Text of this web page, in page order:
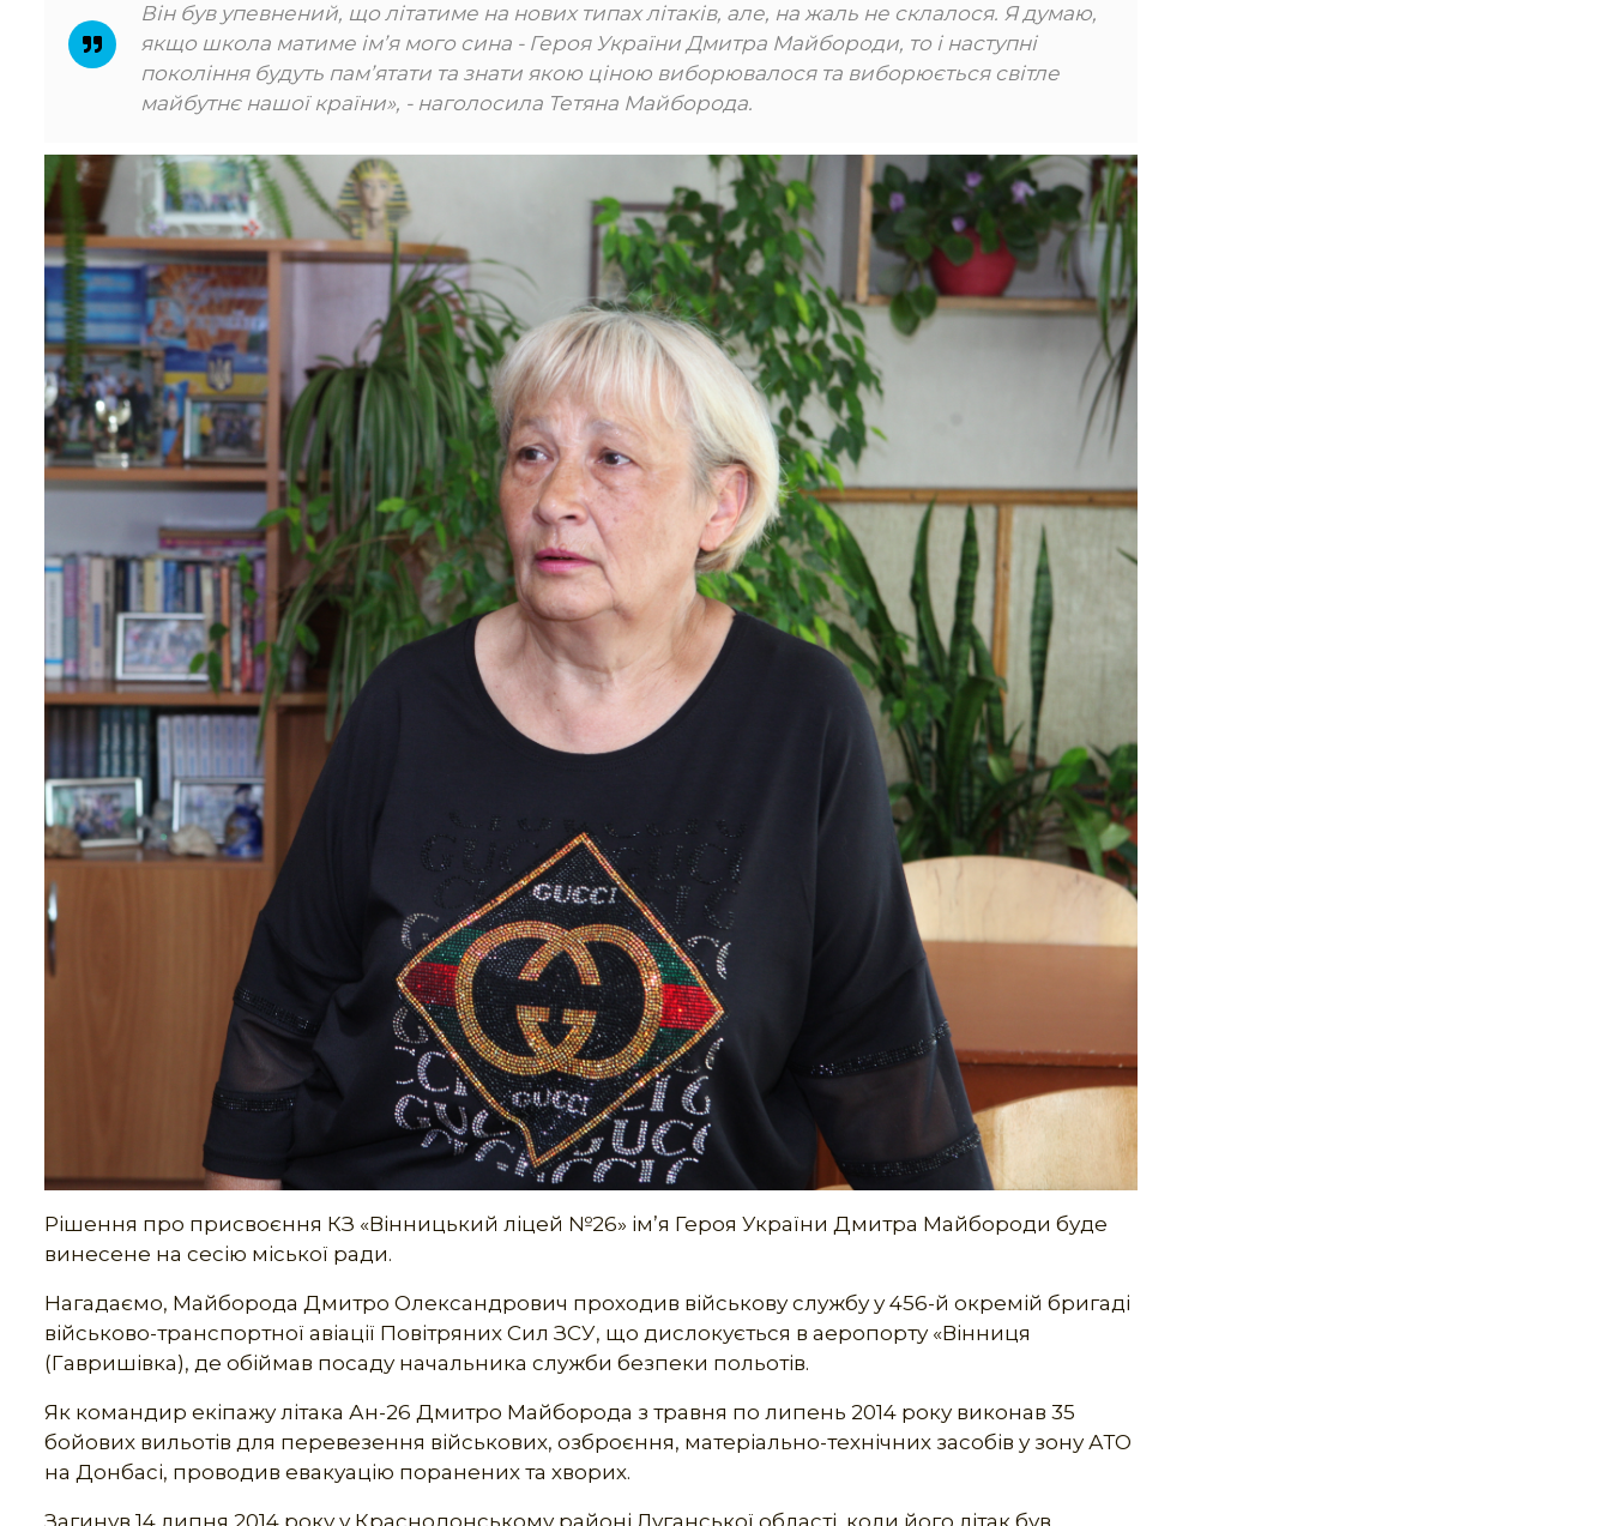
Він був упевнений, що літатиме на нових типах літаків, але, на жаль не склалося. Я думаю,
якщо школа матиме ім’я мого сина - Героя України Дмитра Майбороди, то і наступні
покоління будуть пам’ятати та знати якою ціною виборювалося та виборюється світле
майбутнє нашої країни», - наголосила Тетяна Майборода.
Рішення про присвоєння КЗ «Вінницький ліцей №26» ім’я Героя України Дмитра Майбороди буде
винесене на сесію міської ради.
Нагадаємо, Майборода Дмитро Олександрович проходив військову службу у 456-й окремій бригаді
військово-транспортної авіації Повітряних Сил ЗСУ, що дислокується в аеропорту «Вінниця
(Гавришівка), де обіймав посаду начальника служби безпеки польотів.
Як командир екіпажу літака Ан-26 Дмитро Майборода з травня по липень 2014 року виконав 35
бойових вильотів для перевезення військових, озброєння, матеріально-технічних засобів у зону АТО
на Донбасі, проводив евакуацію поранених та хворих.